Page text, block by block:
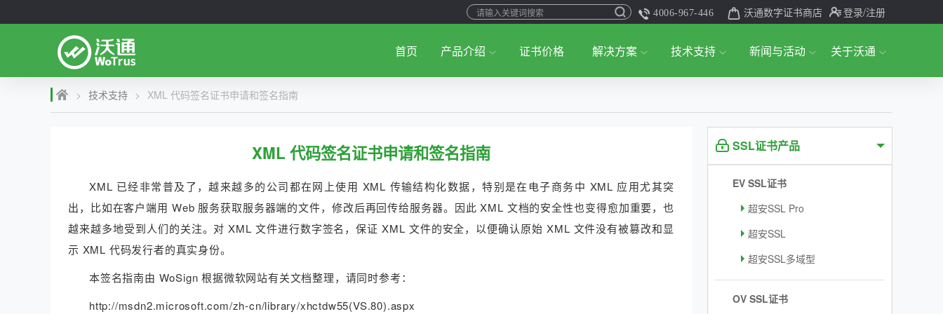
4006-967-446 沃通数字证书商店 登录/注册
首页 产品介绍 证书价格 解决方案 技术支持 新闻与活动 关于沃通
> 技术支持 > XML 代码签名证书申请和签名指南
XML 代码签名证书申请和签名指南
XML 已经非常普及了，越来越多的公司都在网上使用 XML 传输结构化数据，特别是在电子商务中 XML 应用尤其突
出，比如在客户端用 Web 服务获取服务器端的文件，修改后再回传给服务器。因此 XML 文档的安全性也变得愈加重要，也
越来越多地受到人们的关注。对 XML 文件进行数字签名，保证 XML 文件的安全，以便确认原始 XML 文件没有被篡改和显
示 XML 代码发行者的真实身份。
本签名指南由 WoSign 根据微软网站有关文档整理，请同时参考：
http://msdn2.microsoft.com/zh-cn/library/xhctdw55(VS.80).aspx
SSL证书产品
EV SSL证书
超安SSL Pro
超安SSL
超安SSL多域型
OV SSL证书